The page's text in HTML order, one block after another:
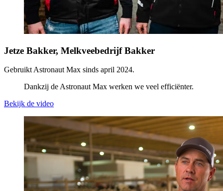
Jetze Bakker, Melkveebedrijf Bakker
Gebruikt Astronaut Max sinds april 2024.
Dankzij de Astronaut Max werken we veel efficiënter.
Bekijk de video